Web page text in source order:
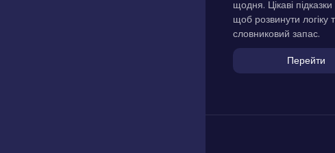
щодня. Цікаві
щоб розвинути логіку
словниковий запас.
Перейти